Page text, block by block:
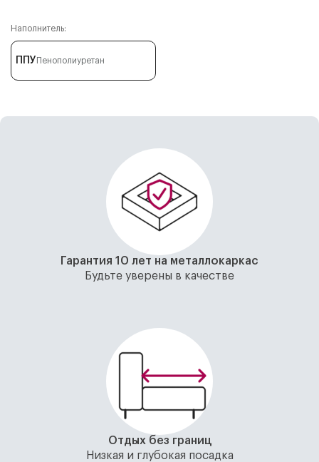
Наполнитель:
ППУ Пенополиуретан
Гарантия 10 лет на металлокаркас
Будьте уверены в качестве
Отдых без границ
Низкая и глубокая посадка